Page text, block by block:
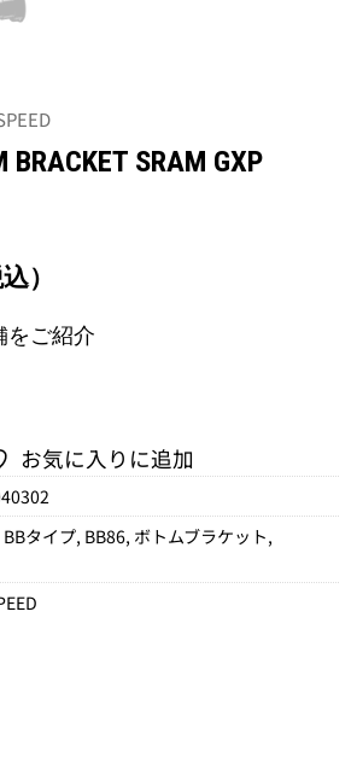
BRACKET SRAM GXP
）
をご紹介
お気に入りに追加
BBタイプ, BB86, ボトムブラケット,